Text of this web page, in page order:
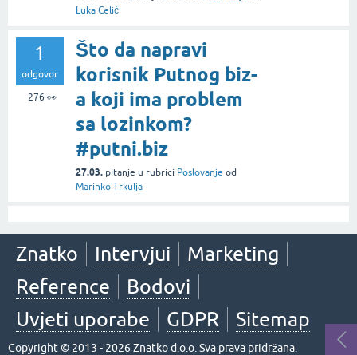
Luka Celić
1
odgovor
276 👀
Što da napravi
korisnik Putnog biz-
a koji ima problem
sa lozinkom?
#putni.biz
27.03. pitanje u rubrici Poslovanje od
Marinko Trkulja
Znatko Intervjui
Marketing
Reference
Bodovi
Uvjeti uporabe
GDPR Sitemap
Copyright © 2013 - 2026 Znatko d.o.o. Sva prava pridržana.